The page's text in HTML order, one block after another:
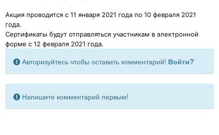
Акция проводится с 11 января 2021 года по 10 февраля 2021
года.
Сертификаты будут отправляться участникам в электронной
форме с 12 февраля 2021 года.
Авторизуйтесь чтобы оставить комментарий! Войти?
Напишите комментарий первым!